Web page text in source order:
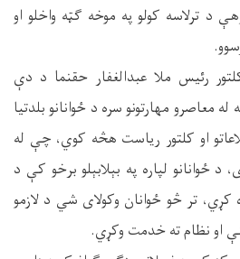
د ترلاسه کولو په موخه ګټه واخلو او
رئیس ملا عبدالغفار حقنما د دې
معاصرو مهارتونو سره د ځوانانو بلدتیا
او کلتور ریاست هڅه کوي، چې له
ځوانانو لپاره په بېلابېلو برخو کې د
کړي، تر څو ځوانان وکولای شي د لازمو
او نظام ته خدمت وکړي.